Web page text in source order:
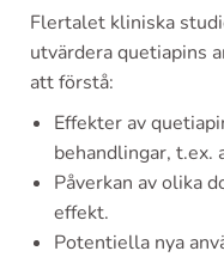
Flertalet kliniska
utvärdera quetiapins
att förstå:
Effekter av
behandlingar, t.ex.
Påverkan av olika
effekt.
Potentiella nya